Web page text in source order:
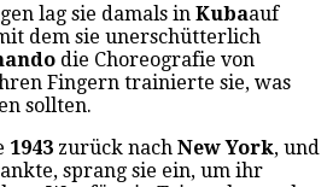
lag sie damals in Kubaauf
dem sie unerschütterlich
die Choreografie von
Fingern trainierte sie, was
sollten.
1943 zurück nach New York, und
sprang sie ein, um ihr